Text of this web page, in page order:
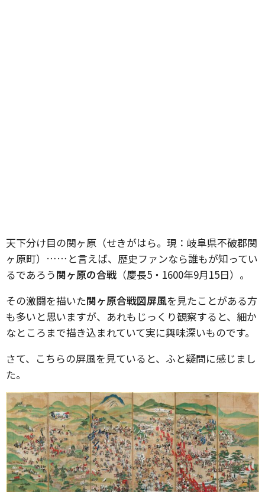
天下分け目の関ヶ原（せきがはら。現：岐阜県不破郡関
ヶ原町）……と言えば、歴史ファンなら誰もが知ってい
るであろう関ヶ原の合戦 （慶長5・1600年9月15日）。
その激闘を描いた関ヶ原合戦図屏風を見たことがある方
も多いと思いますが、あれもじっくり観察すると、細か
なところまで描き込まれていて実に興味深いものです。
さて、こちらの屏風を見ていると、ふと疑問に感じまし
た。